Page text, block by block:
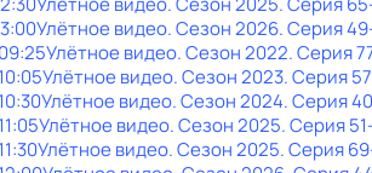
Улётное видео. Сезон 2026. Серия
09:25Улётное видео. Сезон 2022. Серия
10:05Улётное видео. Сезон 2023. Серия
10:30Улётное видео. Сезон 2024. Серия
11:05Улётное видео. Сезон 2025. Серия
11:30Улётное видео. Сезон 2025. Серия